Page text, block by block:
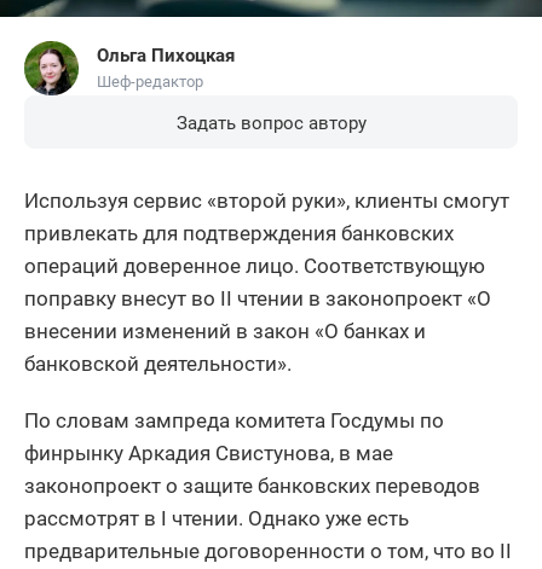
Ольга Пихоцкая
Шеф-редактор
Задать вопрос автору
Используя сервис «второй руки», клиенты смогут
привлекать для подтверждения банковских
операций доверенное лицо. Соответствующую
поправку внесут во II чтении в законопроект «О
внесении изменений в закон «О банках и
банковской деятельности».
По словам зампреда комитета Госдумы по
финрынку Аркадия Свистунова, в мае
законопроект о защите банковских переводов
рассмотрят в I чтении. Однако уже есть
предварительные договоренности о том, что во II